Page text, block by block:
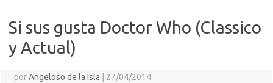
i
r
Si sus gusta Doctor Who (Classico
y Actual)
porAngeloso de la Isla 27/04/2014